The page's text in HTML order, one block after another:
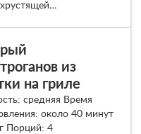
из
на гриле
средняя Время
около 40 минут
Порций: 4